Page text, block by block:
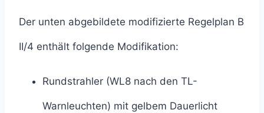
Der unten abgebildete modifizierte Regelplan B
II/4 enthält folgende Modifikation:
Rundstrahler (WL8 nach den TL-
Warnleuchten) mit gelbem Dauerlicht